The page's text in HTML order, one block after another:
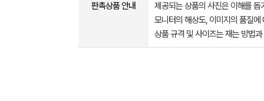
판촉상품 안내
제공되는 상품의 사진은 이해를
모니터의 해상도, 이미지의 품질
상품 규격 및 사이즈는 재는 방법